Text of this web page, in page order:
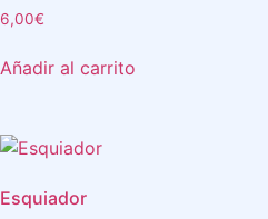
6,00€
Añadir al carrito
Esquiador